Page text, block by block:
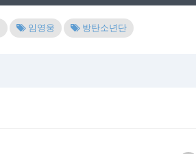
임영웅 방탄소년단